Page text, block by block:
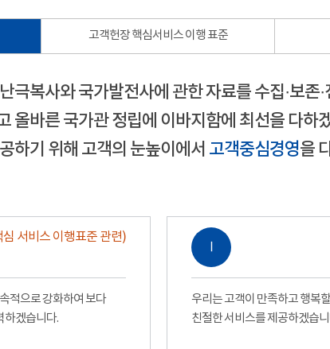
고객헌장 핵심서비스 이행 표준
극복사와 국가발전사에 관한 자료를 수집·보존
올바른 국가관 정립에 이바지함에 최선을 다하
하기 위해 고객의 눈높이에서 고객중심경영을
심 서비스 이행표준 관련)
적으로 강화하여 보다
하겠습니다.
Ⅰ
우리는 고객이 만족하고 행복
친절한 서비스를 제공하겠습